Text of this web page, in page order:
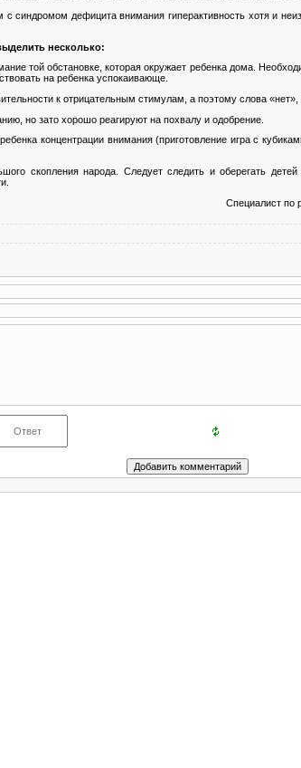
синдромом дефицита внимания гиперактивность хотя и
несколько:
той обстановке, которая окружает ребенка дома.
на ребенка успокаивающе.
к отрицательным стимулам, а поэтому слова
но зато хорошо реагируют на похвалу и одобрение.
концентрации внимания (приготовление игра с
скопления народа. Следует следить и оберегать
Специалист по